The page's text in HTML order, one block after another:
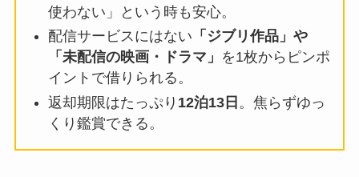
使わない」という時も安心。
配信サービスにはない 「ジブリ作品」や
「未配信の映画・ドラマ」 を1枚からピンポ
イントで借りられる。
返却期限はたっぷり 12泊13日 。焦らずゆっ
くり鑑賞できる。